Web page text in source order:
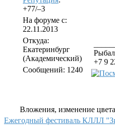
+77/–3
На форуме с:
22.11.2013
Откуда:
Екатеринбург
(Академический)
Сообщений: 1240
+7 9
Вложения, изменение цвета
Ежегодный фестиваль КЛЛЛ